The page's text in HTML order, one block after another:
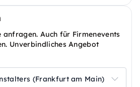
Auch für Firmenevents
Unverbindliches Angebot
(Frankfurt am Main)